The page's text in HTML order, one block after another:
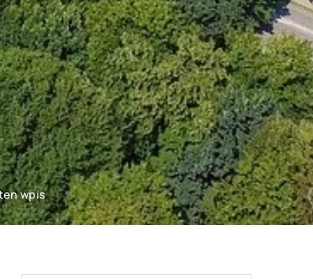
wpis